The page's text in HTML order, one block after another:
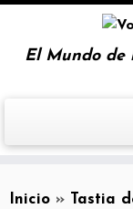
El Mundo de
Inicio » Tastia